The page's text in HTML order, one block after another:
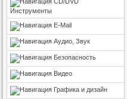
Инструменты
E-Mail
Аудио, Звук
Безопасность
Видео
Графика и дизайн